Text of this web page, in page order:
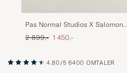
Pas Normal Studios X Salomon
Gravel Shoes Dark Earth
Ordinær pris
2 899,- Nedsatt pris
1 450,-
4.80/5 6400 OMTALER